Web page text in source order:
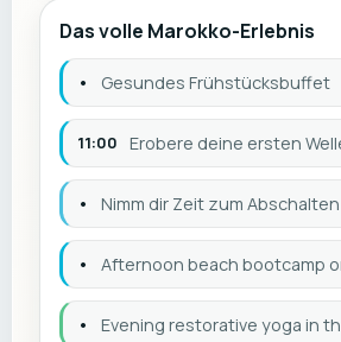
Das volle Marokko-Erlebnis
• Gesundes Frühstücksbuffet
11:00 Erobere deine ersten
• Nimm dir Zeit zum
• Afternoon beach bootcamp
• Evening restorative yoga in